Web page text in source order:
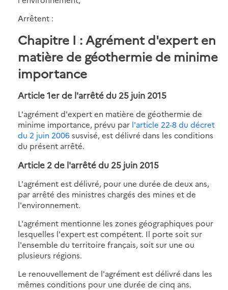
Arrêtent :
Chapitre I : Agrément d'expert en
matière de géothermie de minime
importance
Article 1er de l'arrêté du 25 juin 2015
L'agrément d'expert en matière de géothermie de
minime importance, prévu par l'article 22-8 du décret
du 2 juin 2006susvisé, est délivré dans les conditions
du présent arrêté.
Article 2 de l'arrêté du 25 juin 2015
L'agrément est délivré, pour une durée de deux ans,
par arrêté des ministres chargés des mines et de
l'environnement.
L'agrément mentionne les zones géographiques pour
lesquelles l'expert est compétent. Il porte soit sur
l'ensemble du territoire français, soit sur une ou
plusieurs régions.
Le renouvellement de l'agrément est délivré dans les
mêmes conditions pour une durée de cinq ans.